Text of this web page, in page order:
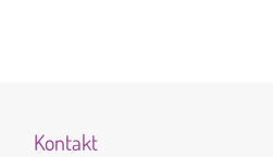
Kontakt